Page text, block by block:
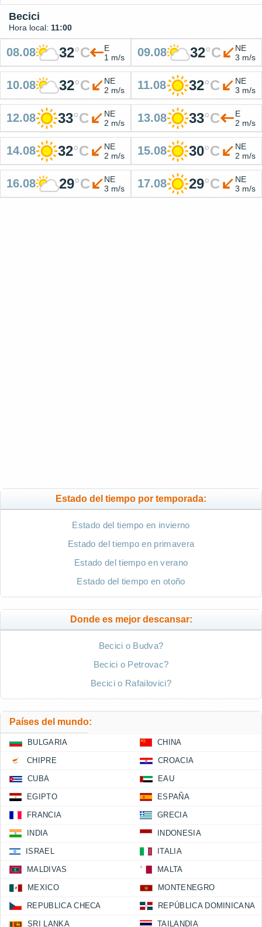
Becici
Hora local: 11:00
08.08 32°C
E
1 m/s
09.08 32°C
NE
3 m/s
10.08 32°C
NE
2 m/s
11.08 32°C
NE
3 m/s
12.08 33°C
NE
2 m/s
13.08 33°C
E
2 m/s
14.08 32°C
NE
2 m/s
15.08 30°C
NE
2 m/s
16.08 29°C
NE
3 m/s
17.08 29°C
NE
3 m/s
Estado del tiempo por temporada:
Estado del tiempo en invierno
Estado del tiempo en primavera
Estado del tiempo en verano
Estado del tiempo en otoño
Donde es mejor descansar:
Becici o Budva?
Becici o Petrovac?
Becici o Rafailovici?
Países del mundo:
BULGARIA CHINA
CHIPRE CROACIA
CUBA EAU
EGIPTO ESPAÑA
FRANCIA GRECIA
INDIA INDONESIA
ISRAEL ITALIA
MALDIVAS MALTA
MEXICO MONTENEGRO
REPUBLICA CHECA REPÚBLICA DOMINICANA
SRI LANKA TAILANDIA